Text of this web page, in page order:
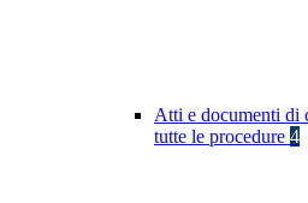
Atti e documenti di
tutte le procedure 4